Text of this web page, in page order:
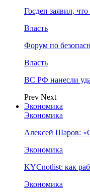
Госдеп заявил,
Власть
Форум по
Власть
ВС РФ нанесли
Prev Next
Экономика
Экономика
Алексей Шаров:
Экономика
KYCnotlist: как
Экономика